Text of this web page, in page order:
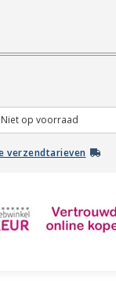
Niet op voorraad
verzendtarieven